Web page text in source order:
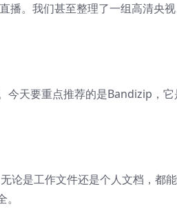
。我们甚至整理了一组高清央视
今天要重点推荐的是Bandizip，它
论是工作文件还是个人文档，都